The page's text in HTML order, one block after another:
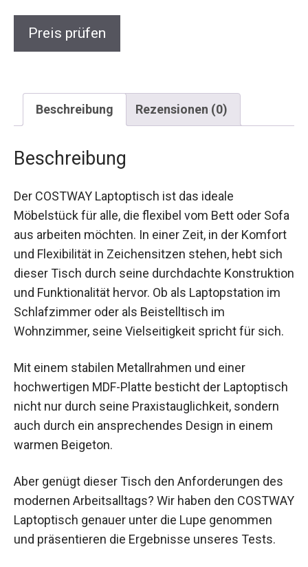
Preis prüfen
Beschreibung Rezensionen (0)
Beschreibung
Der COSTWAY Laptoptisch ist das ideale
Möbelstück für alle, die flexibel vom Bett oder Sofa
aus arbeiten möchten. In einer Zeit, in der Komfort
und Flexibilität in Zeichensitzen stehen, hebt sich
dieser Tisch durch seine durchdachte Konstruktion
und Funktionalität hervor. Ob als Laptopstation im
Schlafzimmer oder als Beistelltisch im
Wohnzimmer, seine Vielseitigkeit spricht für sich.
Mit einem stabilen Metallrahmen und einer
hochwertigen MDF-Platte besticht der Laptoptisch
nicht nur durch seine Praxistauglichkeit, sondern
auch durch ein ansprechendes Design in einem
warmen Beigeton.
Aber genügt dieser Tisch den Anforderungen des
modernen Arbeitsalltags? Wir haben den COSTWAY
Laptoptisch genauer unter die Lupe genommen
und präsentieren die Ergebnisse unseres Tests.